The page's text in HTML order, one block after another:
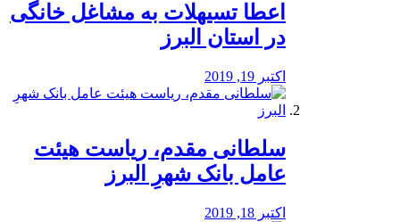
️اعطا تسیهلات به مشاغل خانگی
در استان البرز
اکتبر 19, 2019
سلطانی مقدم، ریاست هیئت
عامل بانک شهرِ البرز
اکتبر 18, 2019